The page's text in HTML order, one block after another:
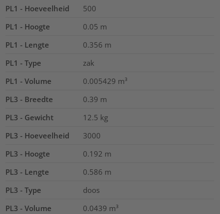
PL1 - Hoeveelheid
500
PL1 - Hoogte
0.05 m
PL1 - Lengte
0.356 m
PL1 - Type
zak
PL1 - Volume
0.005429 m³
PL3 - Breedte
0.39 m
PL3 - Gewicht
12.5 kg
PL3 - Hoeveelheid
3000
PL3 - Hoogte
0.192 m
PL3 - Lengte
0.586 m
PL3 - Type
doos
PL3 - Volume
0.0439 m³